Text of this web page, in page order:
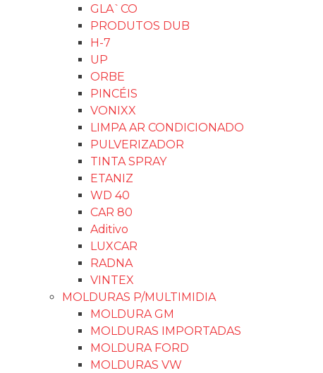
GLA`CO
PRODUTOS DUB
H-7
UP
ORBE
PINCÉIS
VONIXX
LIMPA AR CONDICIONADO
PULVERIZADOR
TINTA SPRAY
ETANIZ
WD 40
CAR 80
Aditivo
LUXCAR
RADNA
VINTEX
MOLDURAS P/MULTIMIDIA
MOLDURA GM
MOLDURAS IMPORTADAS
MOLDURA FORD
MOLDURAS VW